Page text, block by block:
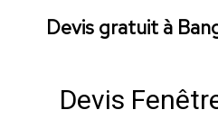
Devis gratuit à
Devis